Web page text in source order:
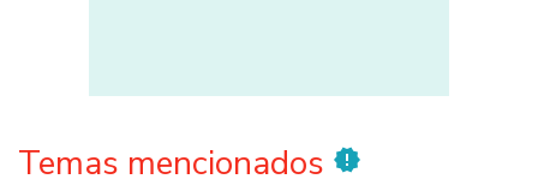
Temas mencionados new_releases